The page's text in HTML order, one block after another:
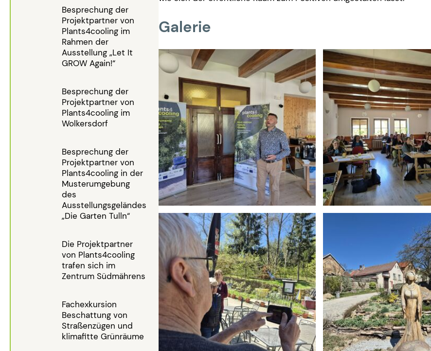
Besprechung der
Projektpartner von
Plants4cooling im
Rahmen der
Ausstellung „Let It
GROW Again!“
Besprechung der
Projektpartner von
Plants4cooling im
Wolkersdorf
Besprechung der
Projektpartner von
Plants4cooling in der
Musterumgebung
des
Ausstellungsgeländes
„Die Garten Tulln“
Die Projektpartner
von Plants4cooling
trafen sich im
Zentrum Südmährens
Fachexkursion
Beschattung von
Straßenzügen und
klimafitte Grünräume
Galerie